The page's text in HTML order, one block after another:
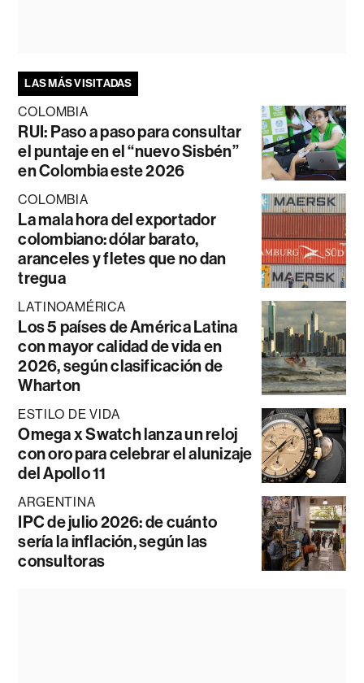
LAS MÁS VISITADAS
COLOMBIA
RUI: Paso a paso para consultar
el puntaje en el “nuevo Sisbén”
en Colombia este 2026
COLOMBIA
La mala hora del exportador
colombiano: dólar barato,
aranceles y fletes que no dan
tregua
LATINOAMÉRICA
Los 5 países de América Latina
con mayor calidad de vida en
2026, según clasificación de
Wharton
ESTILO DE VIDA
Omega x Swatch lanza un reloj
con oro para celebrar el alunizaje
del Apollo 11
ARGENTINA
IPC de julio 2026: de cuánto
sería la inflación, según las
consultoras